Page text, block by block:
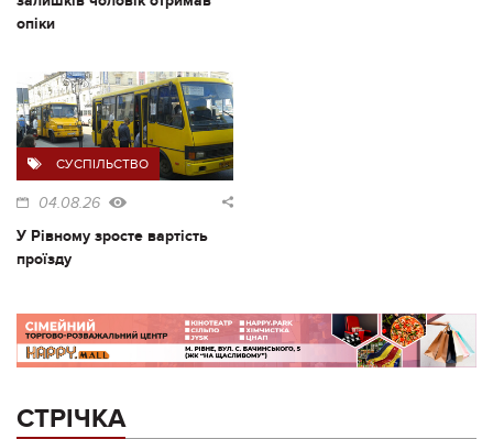
опіки
СУСПІЛЬСТВО
04.08.26
У Рівному зросте вартість
проїзду
СТРІЧКА